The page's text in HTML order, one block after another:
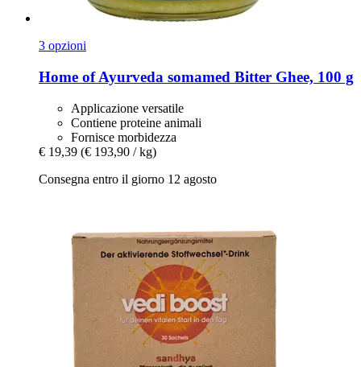
3 opzioni
Home of Ayurveda somamed Bitter Ghee, 100 g
Applicazione versatile
Contiene proteine animali
Fornisce morbidezza
€ 19,39 (€ 193,90 / kg)
Consegna entro il giorno 12 agosto